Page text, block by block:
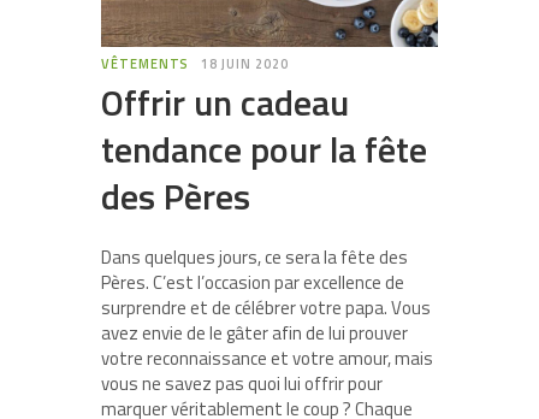
VÊTEMENTS 18 JUIN 2020
Offrir un cadeau
tendance pour la fête
des Pères
Dans quelques jours, ce sera la fête des
Pères. C’est l’occasion par excellence de
surprendre et de célébrer votre papa. Vous
avez envie de le gâter afin de lui prouver
votre reconnaissance et votre amour, mais
vous ne savez pas quoi lui offrir pour
marquer véritablement le coup ? Chaque